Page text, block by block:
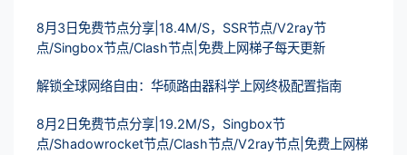
8月3日免费节点分享|18.4M/S，SSR节点/V2ray节
点/Singbox节点/Clash节点|免费上网梯子每天更新
解锁全球网络自由：华硕路由器科学上网终极配置指南
8月2日免费节点分享|19.2M/S，Singbox节
点/Shadowrocket节点/Clash节点/V2ray节点|免费上网梯